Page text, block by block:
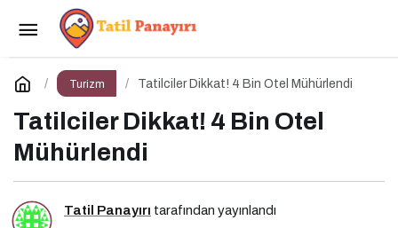
Turizm Tatilciler Dikkat! 4 Bin Otel Mühürlendi
Tatilciler Dikkat! 4 Bin Otel
Mühürlendi
Tatil Panayırı tarafından yayınlandı
Popüler Yurt İçi Tatil Rotaları
Yorum Yap